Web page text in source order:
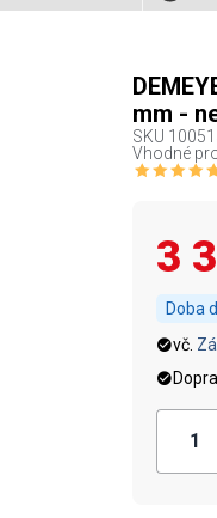
mm -
SKU
Vhodné
3
Doba
vč.